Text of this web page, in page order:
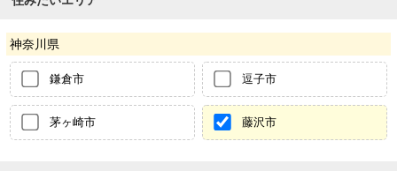
神奈川県
鎌倉市 逗子市
茅ヶ崎市 藤沢市